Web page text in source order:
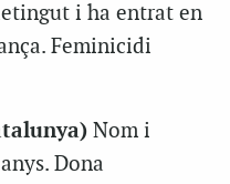
i ha entrat en
Feminicidi
Nom i
Dona